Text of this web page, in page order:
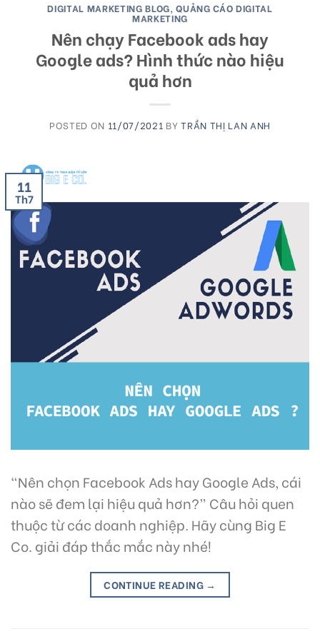
DIGITAL MARKETING BLOG,QUẢNG CÁO DIGITAL
MARKETING
Nên chạy Facebook ads hay
Google ads? Hình thức nào hiệu
quả hơn
POSTED ON 11/07/2021 BYTRẦN THỊ LAN ANH
11
Th7
“Nên chọn Facebook Ads hay Google Ads, cái
nào sẽ đem lại hiệu quả hơn?” Câu hỏi quen
thuộc từ các doanh nghiệp. Hãy cùng Big E
Co. giải đáp thắc mắc này nhé!
CONTINUE READING →